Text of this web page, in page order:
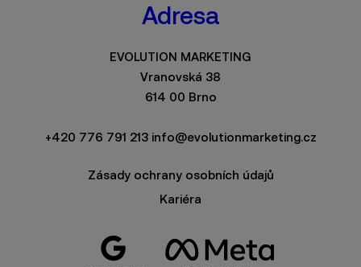
Adresa
EVOLUTION MARKETING
Vranovská 38
614 00 Brno
+420 776 791 213 info@evolutionmarketing.cz
Zásady ochrany osobních údajů
Kariéra